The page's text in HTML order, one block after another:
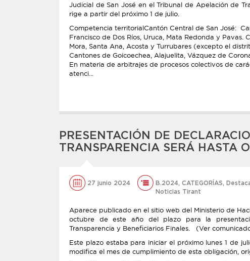
Judicial de San José en el Tribunal de Apelación de
rige a partir del próximo 1 de julio.
Competencia territorialCantón Central de San José:
Francisco de Dos Ríos, Uruca, Mata Redonda y Pavas.
Mora, Santa Ana, Acosta y Turrubares (excepto el
Cantones de Goicoechea, Alajuelita, Vázquez de
En materia de arbitrajes de procesos colectivos de
atenci...
PRESENTACIÓN DE
TRANSPARENCIA SERÁ HASTA
27 junio 2024 B.2024, CATEGORÍAS,
Noticias Tirant
Aparece publicado en el sitio web del Ministerio de
octubre de este año del plazo para la
Transparencia y Beneficiarios Finales. (Ver
Este plazo estaba para iniciar el próximo lunes 1 de
modifica el mes de cumplimiento de esta obligación,